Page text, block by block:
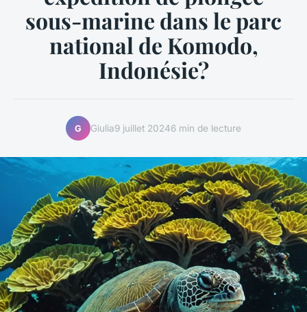
sous-marine dans le parc
national de Komodo,
Indonésie?
G Giulia9 juillet 20246 min de lecture